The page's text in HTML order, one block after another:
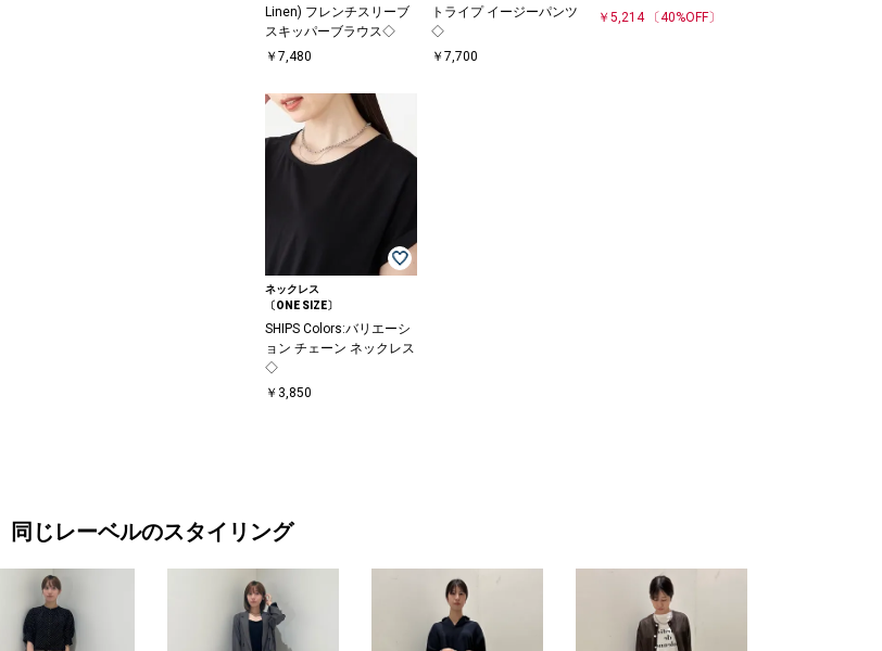
Linen) フレンチスリーブ
スキッパーブラウス◇
￥7,480
トライプ イージーパンツ
◇
￥7,700
￥5,214
〔40%OFF〕
ネックレス
〔ONE SIZE〕
SHIPS Colors:バリエーシ
ョン チェーン ネックレス
◇
￥3,850
同じレーベルのスタイリング